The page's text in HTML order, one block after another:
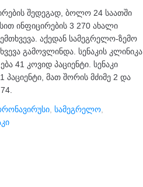
შედეგად, ბოლო 24 საათში
ინფიცირების 3 270 ახალი
აქედან სამეგრელო-ზემო
გამოვლინდა. სენაკის კლინიკა
41 კოვიდ პაციენტი. სენაკი
პაციენტი, მათ შორის მძიმე 2 და
Სამეგრელო